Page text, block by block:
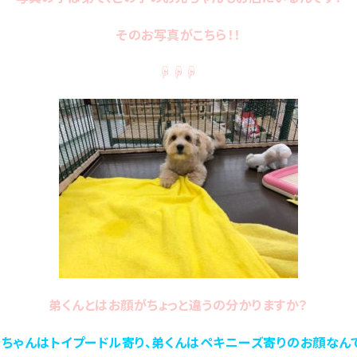
そのお写真がこちら！！
☟☟☟
弟くんとはお顔がちょっと違うの分かりますか？
ゃんはトイプードル寄り、弟くんはペキニーズ寄りのお顔なん